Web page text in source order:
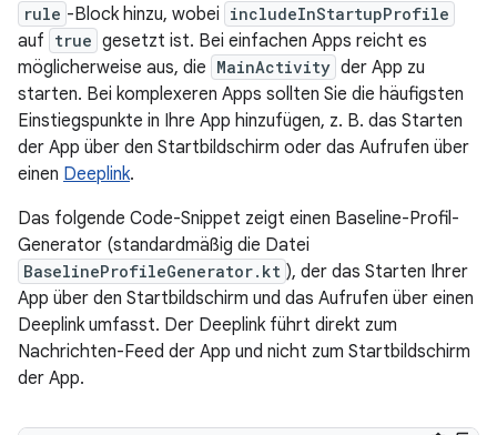
rule -Block hinzu, wobei includeInStartupProfile
auf true gesetzt ist. Bei einfachen Apps reicht es
möglicherweise aus, die MainActivity der App zu
starten. Bei komplexeren Apps sollten Sie die häufigsten
Einstiegspunkte in Ihre App hinzufügen, z. B. das Starten
der App über den Startbildschirm oder das Aufrufen über
einen Deeplink.
Das folgende Code-Snippet zeigt einen Baseline-Profil-
Generator (standardmäßig die Datei
BaselineProfileGenerator.kt ), der das Starten Ihrer
App über den Startbildschirm und das Aufrufen über einen
Deeplink umfasst. Der Deeplink führt direkt zum
Nachrichten-Feed der App und nicht zum Startbildschirm
der App.